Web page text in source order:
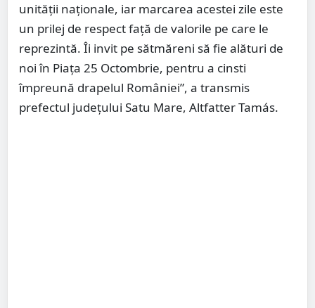
unității naționale, iar marcarea acestei zile este
un prilej de respect față de valorile pe care le
reprezintă. Îi invit pe sătmăreni să fie alături de
noi în Piața 25 Octombrie, pentru a cinsti
împreună drapelul României”, a transmis
prefectul județului Satu Mare, Altfatter Tamás.